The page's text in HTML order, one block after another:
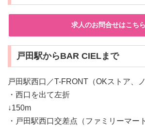
求人のお問合せはこちら
戸田駅からBAR CIELまで
戸田駅西口／T-FRONT（OKストア、
・西口を出て左折
↓150m
・戸田駅西口交差点（ファミリーマー